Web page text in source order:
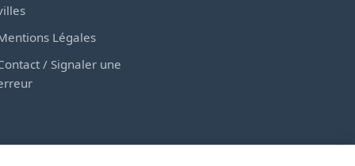
Légales
/ Signaler une